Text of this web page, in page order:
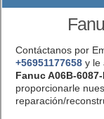
Contáctanos por
+56951177658y le
Fanuc A06B-
proporcionarle
reparación/